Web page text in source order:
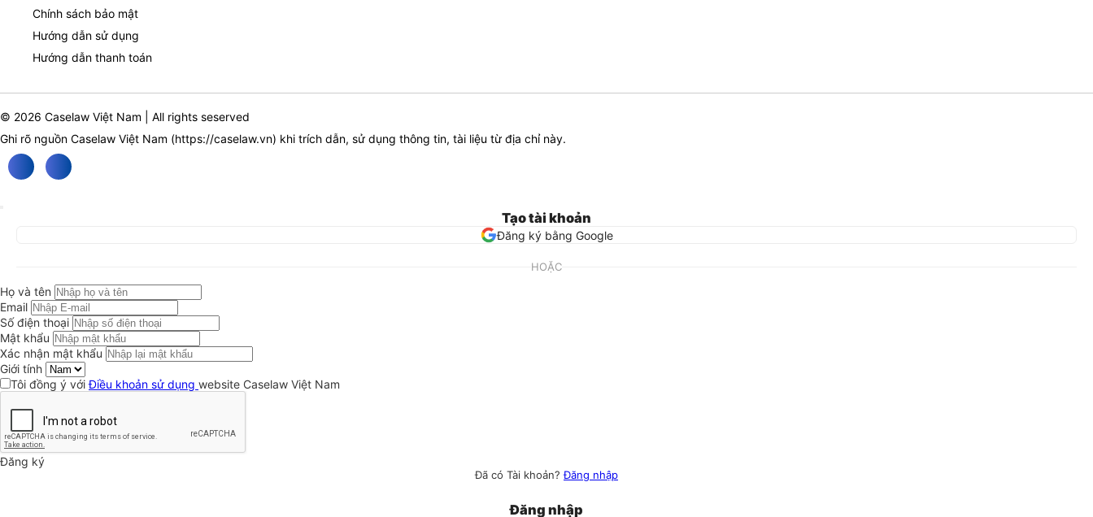
Chính sách bảo mật
Hướng dẫn sử dụng
Hướng dẫn thanh toán
© 2026 Caselaw Việt Nam | All rights seserved
Ghi rõ nguồn Caselaw Việt Nam (https://caselaw.vn) khi trích dẫn, sử dụng thông tin, tài liệu từ địa chỉ này.
Tạo tài khoản
Đăng ký bằng Google
HOẶC
Họ và tên
Email
Số điện thoại
Mật khẩu
Xác nhận mật khẩu
Giới tính
Tôi đồng ý vớiĐiều khoản sử dụng website Caselaw Việt Nam
Đăng ký
Đã có Tài khoản?Đăng nhập
Đăng nhập